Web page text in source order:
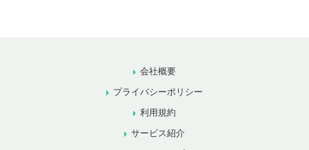
会社概要
プライバシーポリシー
利用規約
サービス紹介